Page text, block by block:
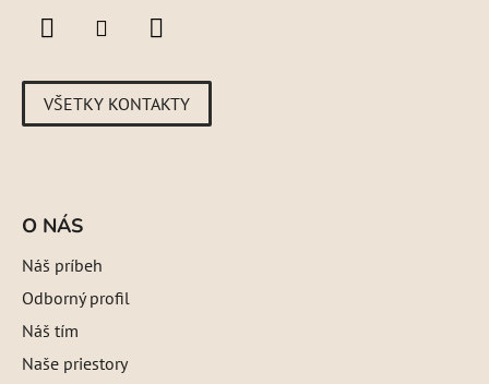
VŠETKY KONTAKTY
O NÁS
Náš príbeh
Odborný profil
Náš tím
Naše priestory